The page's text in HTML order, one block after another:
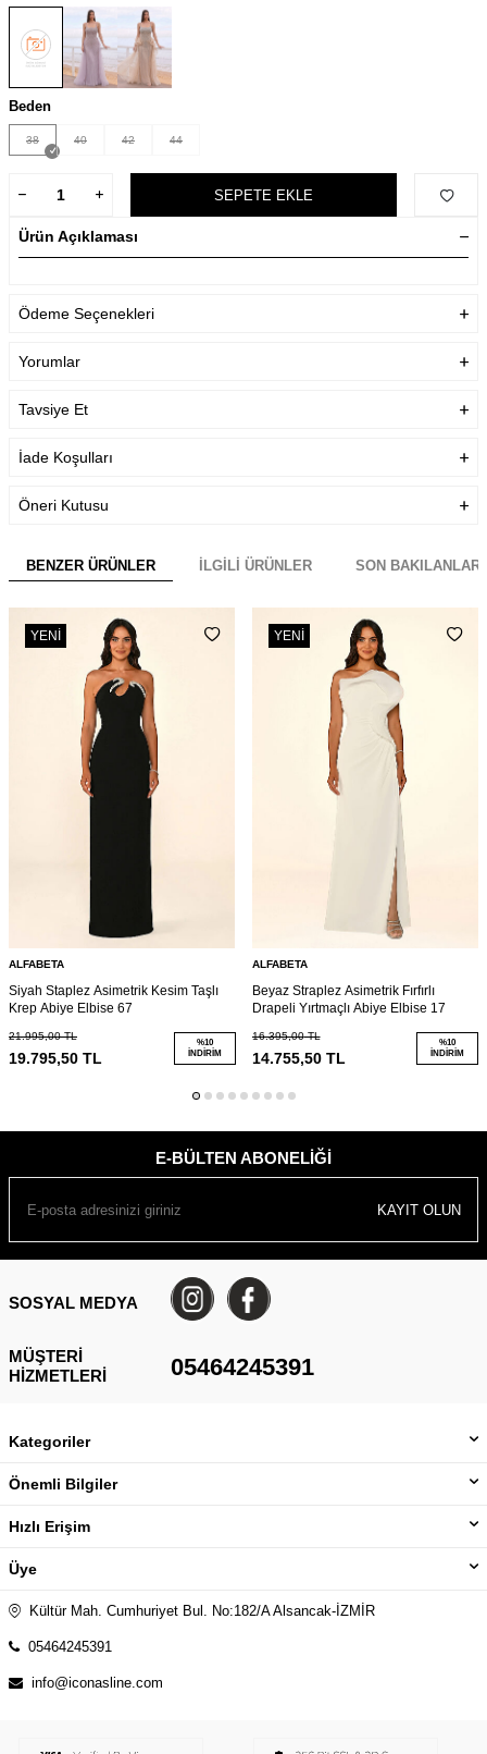
Beden
38 40 42 44
SEPETE EKLE
Ürün Açıklaması
Ödeme Seçenekleri
Yorumlar
Tavsiye Et
İade Koşulları
Öneri Kutusu
BENZER ÜRÜNLER İLGILI ÜRÜNLER SON BAKILANLAR
YENI
ALFABETA
Siyah Staplez Asimetrik Kesim Taşlı
Krep Abiye Elbise 67
21.995,00TL
19.795,50 TL
%10
İNDIRIM
YENI
ALFABETA
Beyaz Straplez Asimetrik Fırfırlı
Drapeli Yırtmaçlı Abiye Elbise 17
16.395,00TL
14.755,50TL
%10
İNDIRIM
E-BÜLTEN ABONELIĞI
KAYIT OLUN
SOSYAL MEDYA
MÜŞTERI
HIZMETLERI
05464245391
Kategoriler
Önemli Bilgiler
Hızlı Erişim
Üye
Kültür Mah. Cumhuriyet Bul. No:182/A Alsancak-İZMİR
05464245391
info@iconasline.com